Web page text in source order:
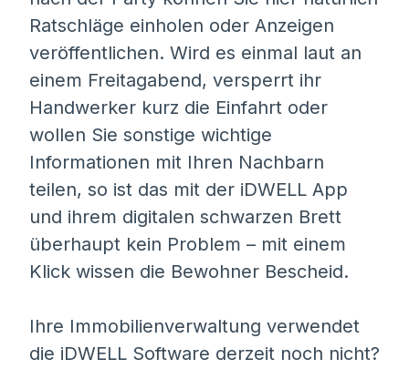
Ratschläge einholen oder Anzeigen
veröffentlichen. Wird es einmal laut an
einem Freitagabend, versperrt ihr
Handwerker kurz die Einfahrt oder
wollen Sie sonstige wichtige
Informationen mit Ihren Nachbarn
teilen, so ist das mit der iDWELL App
und ihrem digitalen schwarzen Brett
überhaupt kein Problem – mit einem
Klick wissen die Bewohner Bescheid.
Ihre Immobilienverwaltung verwendet
die iDWELL Software derzeit noch nicht?